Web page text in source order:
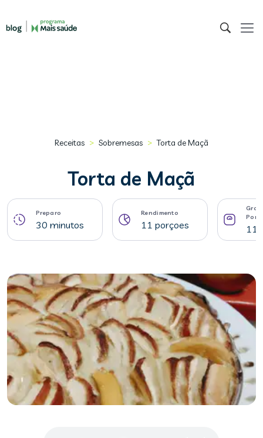
Receitas > Sobremesas > Torta de Maçã
Torta de Maçã
Preparo
30 minutos
Rendimento
11 porçoes